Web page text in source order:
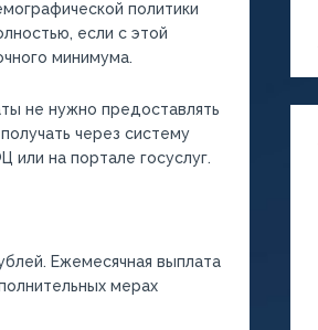
политики
если с этой
минимума.
не нужно предоставлять
через систему
на портале госуслуг.
Ежемесячная выплата
мерах